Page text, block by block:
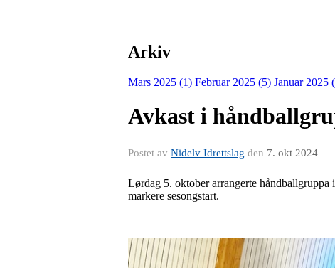
Arkiv
Mars 2025 (1) Februar 2025 (5) Januar 2025
Avkast i
Postet av Nidelv Idrettslag den 7. okt 2024
Lørdag 5. oktober arrangerte
markere sesongstart.